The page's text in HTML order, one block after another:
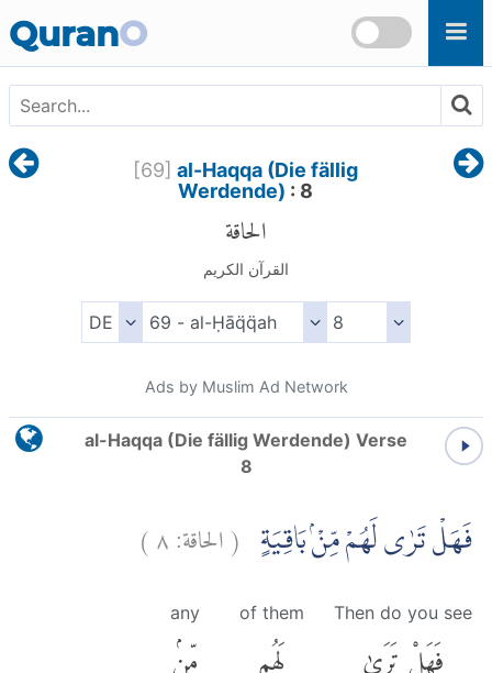
QuranO
[69] al-Haqqa (Die fällig
Werdende) : 8
الحاقة
القرآن الكريم
Ads by Muslim Ad Network
al-Haqqa (Die fällig Werdende) Verse
8
فَهَلْ تَرٰى لَهُمْ مِّنْۢ بَاقِيَةٍ (الحاقة:٨)
Then do you see
فَهَلْ تَرَىٰ
of them
لَهُم
any
مِّنۢ